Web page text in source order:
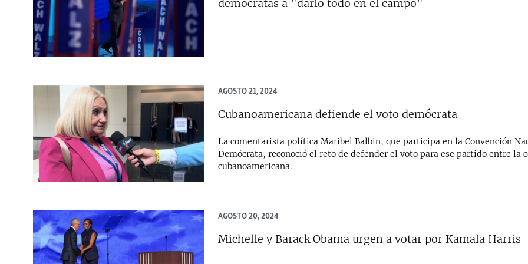
demócratas a "darlo todo en el campo"
AGOSTO 21, 2024
Cubanoamericana defiende el voto demócrata
La comentarista política Maribel Balbin, que participa en la Convención
Demócrata, reconoció el reto de defender el voto para ese partido entre la
cubanoamericana.
AGOSTO 20, 2024
Michelle y Barack Obama urgen a votar por Kamala Harris